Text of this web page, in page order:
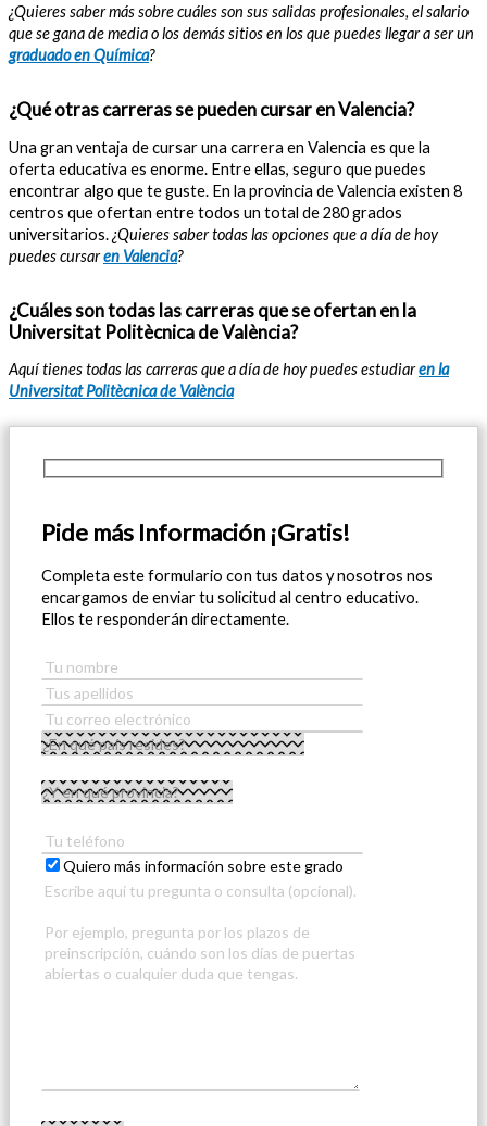
¿Quieres saber más sobre cuáles son sus salidas profesionales, el salario
que se gana de media o los demás sitios en los que puedes llegar a ser un
graduado en Química?
¿Qué otras carreras se pueden cursar en Valencia?
Una gran ventaja de cursar una carrera en Valencia es que la
oferta educativa es enorme. Entre ellas, seguro que puedes
encontrar algo que te guste. En la provincia de Valencia existen 8
centros que ofertan entre todos un total de 280 grados
universitarios.¿Quieres saber todas las opciones que a día de hoy
puedes cursaren Valencia?
¿Cuáles son todas las carreras que se ofertan en la
Universitat Politècnica de València?
Aquí tienes todas las carreras que a día de hoy puedes estudiaren la
Universitat Politècnica de València
Pide más Información ¡Gratis!
Completa este formulario con tus datos y nosotros nos
encargamos de enviar tu solicitud al centro educativo.
Ellos te responderán directamente.
Quiero más información sobre este grado